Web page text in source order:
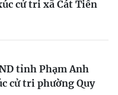
cử tri xã Cát Tiến
tỉnh Phạm Anh
cử tri phường Quy